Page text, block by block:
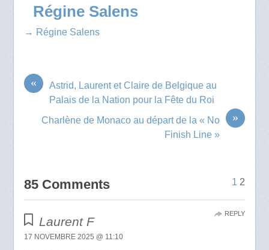
Régine Salens
→ Régine Salens
«
Astrid, Laurent et Claire de Belgique au
Palais de la Nation pour la Fête du Roi
»
Charlène de Monaco au départ de la « No
Finish Line »
85 Comments 1 2
Laurent F
17 NOVEMBRE 2025 @ 11:10
REPLY